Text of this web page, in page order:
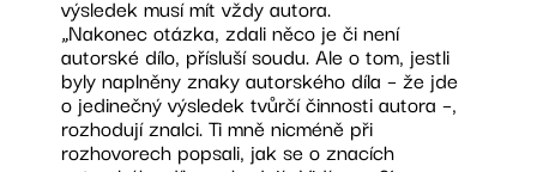
výsledek musí mít vždy autora.
„Nakonec otázka, zdali něco je či není
autorské dílo, přísluší soudu. Ale o tom, jestli
byly naplněny znaky autorského díla – že jde
o jedinečný výsledek tvůrčí činnosti autora –,
rozhodují znalci. Ti mně nicméně při
rozhovorech popsali, jak se o znacích